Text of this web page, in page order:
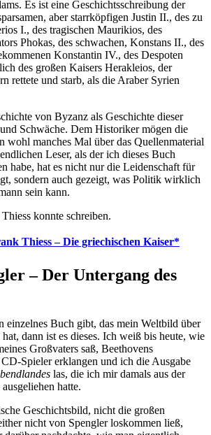
Es ist eine Geschichtsschreibung der
aber starrköpfigen Justin II., des zu
I., des tragischen Maurikios, des
Phokas, des schwachen, Konstans II., des
Konstantin IV., des Despoten
des großen Kaisers Herakleios, der
rettete und starb, als die Araber Syrien
von Byzanz als Geschichte dieser
Schwäche. Dem Historiker mögen die
wohl manches Mal über das Quellenmaterial
Leser, als der ich dieses Buch
habe, hat es nicht nur die Leidenschaft für
sondern auch gezeigt, was Politik wirklich
sein kann.
konnte schreiben.
Thiess – Die griechischen Kaiser*
– Der Untergang des
einzelnes Buch gibt, das mein Weltbild über
dann ist es dieses. Ich weiß bis heute, wie
Großvaters saß, Beethovens
Spieler erklangen und ich die Ausgabe
las, die ich mir damals aus der
hatte.
Geschichtsbild, nicht die großen
nicht von Spengler loskommen ließ,